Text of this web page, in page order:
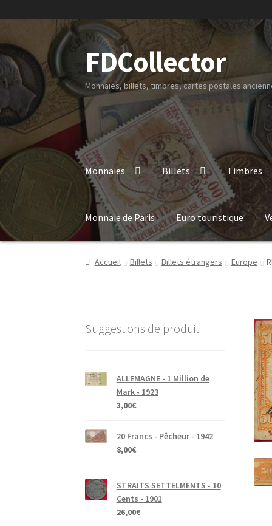
FDCollector
Monnaies, billets, timbres, cartes postales
Monnaies Billets Timbres
Monnaie de Paris Euro touristique
Accueil Billets Billets étrangers Europe
Suggestions de produit
ALLEMAGNE - 1 Million de
Mark - 1923
3,00€
20 Francs - Pêcheur - 1942
8,00€
STRAITS SETTELMENTS - 10
Cents - 1901
26,00€